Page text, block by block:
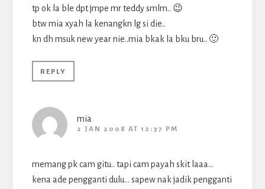
tp ok la ble dpt jmpe mr teddy smlm.. 😉
btw mia xyah la kenangkn lg si die..
kn dh msuk new year nie..mia bkak la bku bru.. 🙂
REPLY
mia
2 JAN 2008 AT 12:37 PM
memang pk cam gitu.. tapi cam payah skit laaa…
kena ade pengganti dulu… sapew nak jadik pengganti